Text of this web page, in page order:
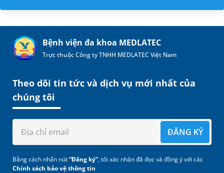
Bệnh viện đa khoa MEDLATEC
Trực thuộc Công ty TNHH MEDLATEC Việt Nam
Theo dõi tin tức và dịch vụ mới nhất của
chúng tôi
ĐĂNG KÝ
Bằng cách nhấn nút“Đăng ký”, tôi xác nhận đã đọc và đồng ý với các
Chính sách bảo vệ thông tin